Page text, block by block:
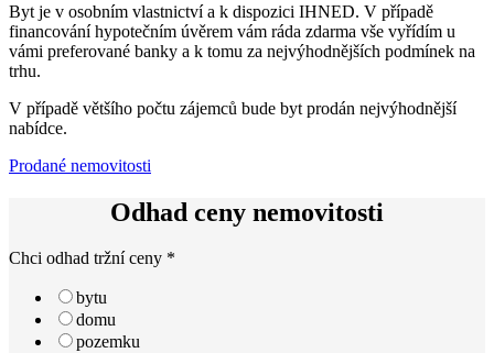
Byt je v osobním vlastnictví a k dispozici IHNED. V případě
financování hypotečním úvěrem vám ráda zdarma vše vyřídím u
vámi preferované banky a k tomu za nejvýhodnějších podmínek na
trhu.
V případě většího počtu zájemců bude byt prodán nejvýhodnější
nabídce.
Prodané nemovitosti
Odhad ceny nemovitosti
Chci odhad tržní ceny *
bytu
domu
pozemku